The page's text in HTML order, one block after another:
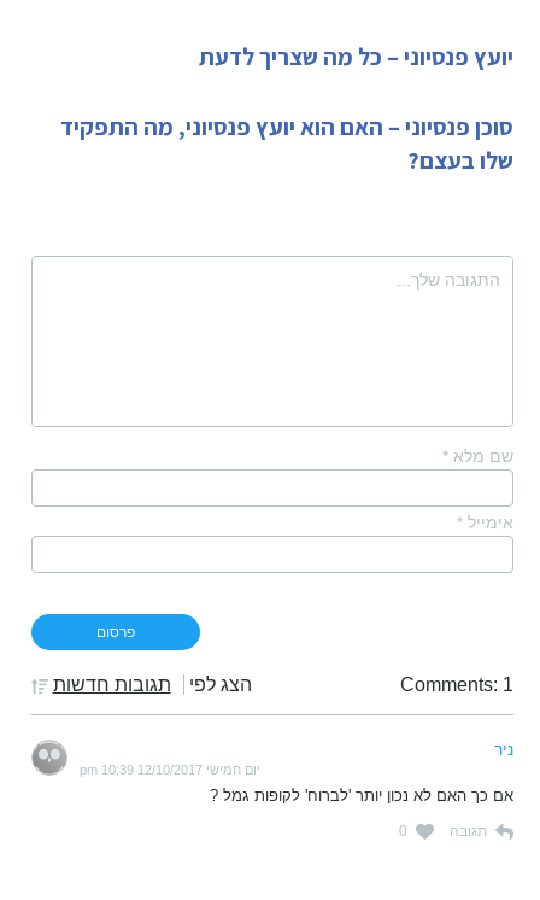
יועץ פנסיוני – כל מה שצריך לדעת
סוכן פנסיוני – האם הוא יועץ פנסיוני, מה התפקיד
שלו בעצם?
שם מלא *
אימייל *
Comments: 1 הצג לפי תגובות חדשות
ניר
יום חמישי 12/10/2017 10:39 pm
אם כך האם לא נכון יותר 'לברוח' לקופות גמל ?
תגובה 0